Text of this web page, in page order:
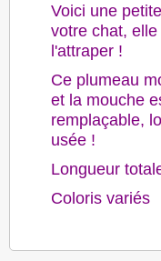
Voici une
votre chat,
l'attraper !
Ce plumeau
et la mouche
remplaçable,
usée !
Longueur
Coloris variés